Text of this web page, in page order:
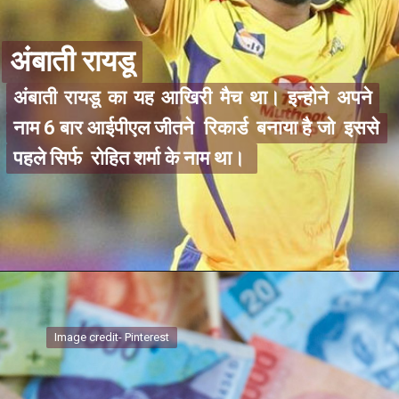
अंबाती रायडू
अंबाती रायडू
अंबाती रायडू का यह आखिरी मैच था। इन्होने अपने
नाम 6 बार आईपीएल जीतने रिकार्ड बनाया है जो इससे
पहले सिर्फ रोहित शर्मा के नाम था।
अंबाती रायडू का यह आखिरी मैच था। इन्होने अपने
नाम 6 बार आईपीएल जीतने रिकार्ड बनाया है जो इससे
पहले सिर्फ रोहित शर्मा के नाम था।
Image credit- Pinterest
Image credit- Pinterest